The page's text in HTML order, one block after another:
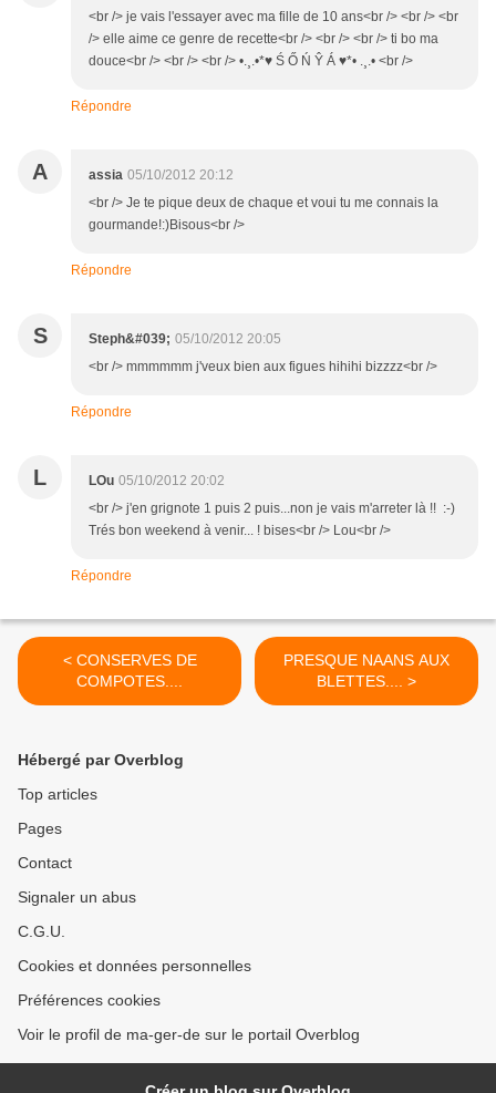
<br /> je vais l'essayer avec ma fille de 10 ans<br /> <br /> <br
/> elle aime ce genre de recette<br /> <br /> <br /> ti bo ma
douce<br /> <br /> <br /> •.¸.•*♥ Ś Ő Ń Ŷ Á ♥*• .¸.• <br />
Répondre
A assia 05/10/2012 20:12
<br /> Je te pique deux de chaque et voui tu me connais la
gourmande!:)Bisous<br />
Répondre
S Steph&#039; 05/10/2012 20:05
<br /> mmmmmm j'veux bien aux figues hihihi bizzzz<br />
Répondre
L LOu 05/10/2012 20:02
<br /> j'en grignote 1 puis 2 puis...non je vais m'arreter là !! :-)
Trés bon weekend à venir... ! bises<br /> Lou<br />
Répondre
< CONSERVES DE
COMPOTES....
PRESQUE NAANS AUX
BLETTES.... >
Hébergé par Overblog
Top articles
Pages
Contact
Signaler un abus
C.G.U.
Cookies et données personnelles
Préférences cookies
Voir le profil de ma-ger-de sur le portail Overblog